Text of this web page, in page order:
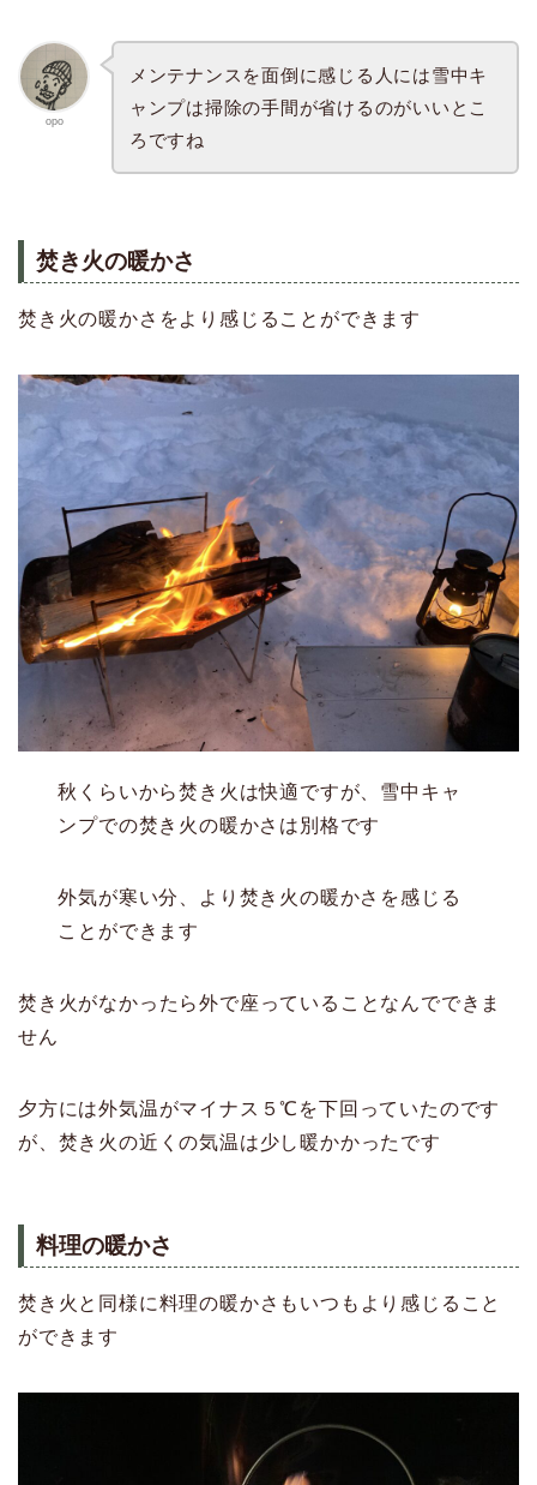
opo
メンテナンスを面倒に感じる人には雪中キ
ャンプは掃除の手間が省けるのがいいとこ
ろですね
焚き火の暖かさ
焚き火の暖かさをより感じることができます
秋くらいから焚き火は快適ですが、雪中キャ
ンプでの焚き火の暖かさは別格です
外気が寒い分、より焚き火の暖かさを感じる
ことができます
焚き火がなかったら外で座っていることなんでできま
せん
夕方には外気温がマイナス５℃を下回っていたのです
が、焚き火の近くの気温は少し暖かかったです
料理の暖かさ
焚き火と同様に料理の暖かさもいつもより感じること
ができます